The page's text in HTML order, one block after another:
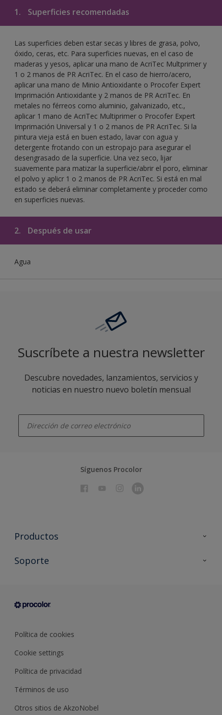
1. Superficies recomendadas
Las superficies deben estar secas y libres de grasa, polvo,
óxido, ceras, etc. Para superficies nuevas, en el caso de
maderas y yesos, aplicar una mano de AcriTec Multprimer y
1 o 2 manos de PR AcriTec. En el caso de hierro/acero,
aplicar una mano de Minio Antioxidante o Procofer Expert
Imprimación Antioxidante y 2 manos de PR AcriTec. En
metales no férreos como aluminio, galvanizado, etc.,
aplicar 1 mano de AcriTec Multiprimer o Procofer Expert
Imprimación Universal y 1 o 2 manos de PR AcriTec. Si la
pintura vieja está en buen estado, lavar con agua y
detergente frotando con un estropajo para asegurar el
desengrasado de la superficie. Una vez seco, lijar
suavemente para matizar la superficie/abrir el poro, eliminar
el polvo y aplicr 1 o 2 manos de PR AcriTec. Si está en mal
estado se deberá eliminar completamente y proceder como
en superficies nuevas.
2. Después de usar
Agua
Suscríbete a nuestra newsletter
Descubre novedades, lanzamientos, servicios y
noticias en nuestro nuevo boletín mensual
Síguenos Procolor
Productos
Todos los productos
Condiciones generales de venta
Soporte
Sobre Procolor
Política de cookies
Cookie settings
Política de privacidad
Términos de uso
Otros sitios de AkzoNobel